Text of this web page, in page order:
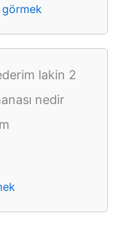
görmek
lakin 2
nedir